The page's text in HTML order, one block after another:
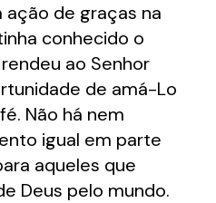
de graças na
conhecido o
ao Senhor
de amá-Lo
Não há nem
igual em parte
aqueles que
Deus pelo mundo.